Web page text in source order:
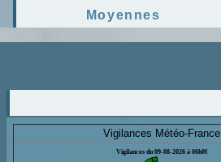
Moyennes
Vigilances Météo-France